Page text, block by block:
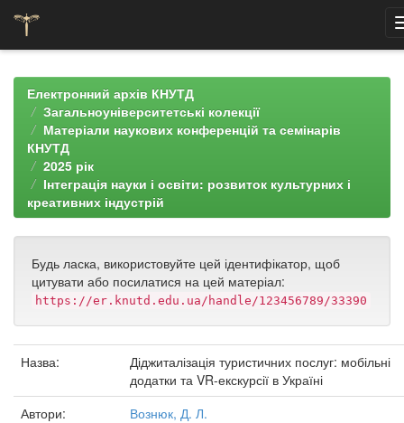
navigationЕлектронний архів КНУТД
Загальноуніверситетські колекції
Матеріали наукових конференцій та семінарів
КНУТД
2025 рік
Інтеграція науки і освіти: розвиток культурних і
креативних індустрій
Будь ласка, використовуйте цей ідентифікатор, щоб
цитувати або посилатися на цей матеріал:
https://er.knutd.edu.ua/handle/123456789/33390
Назва:
Діджиталізація туристичних послуг: мобільні
додатки та VR-екскурсії в Україні
Автори:
Вознюк, Д. Л.